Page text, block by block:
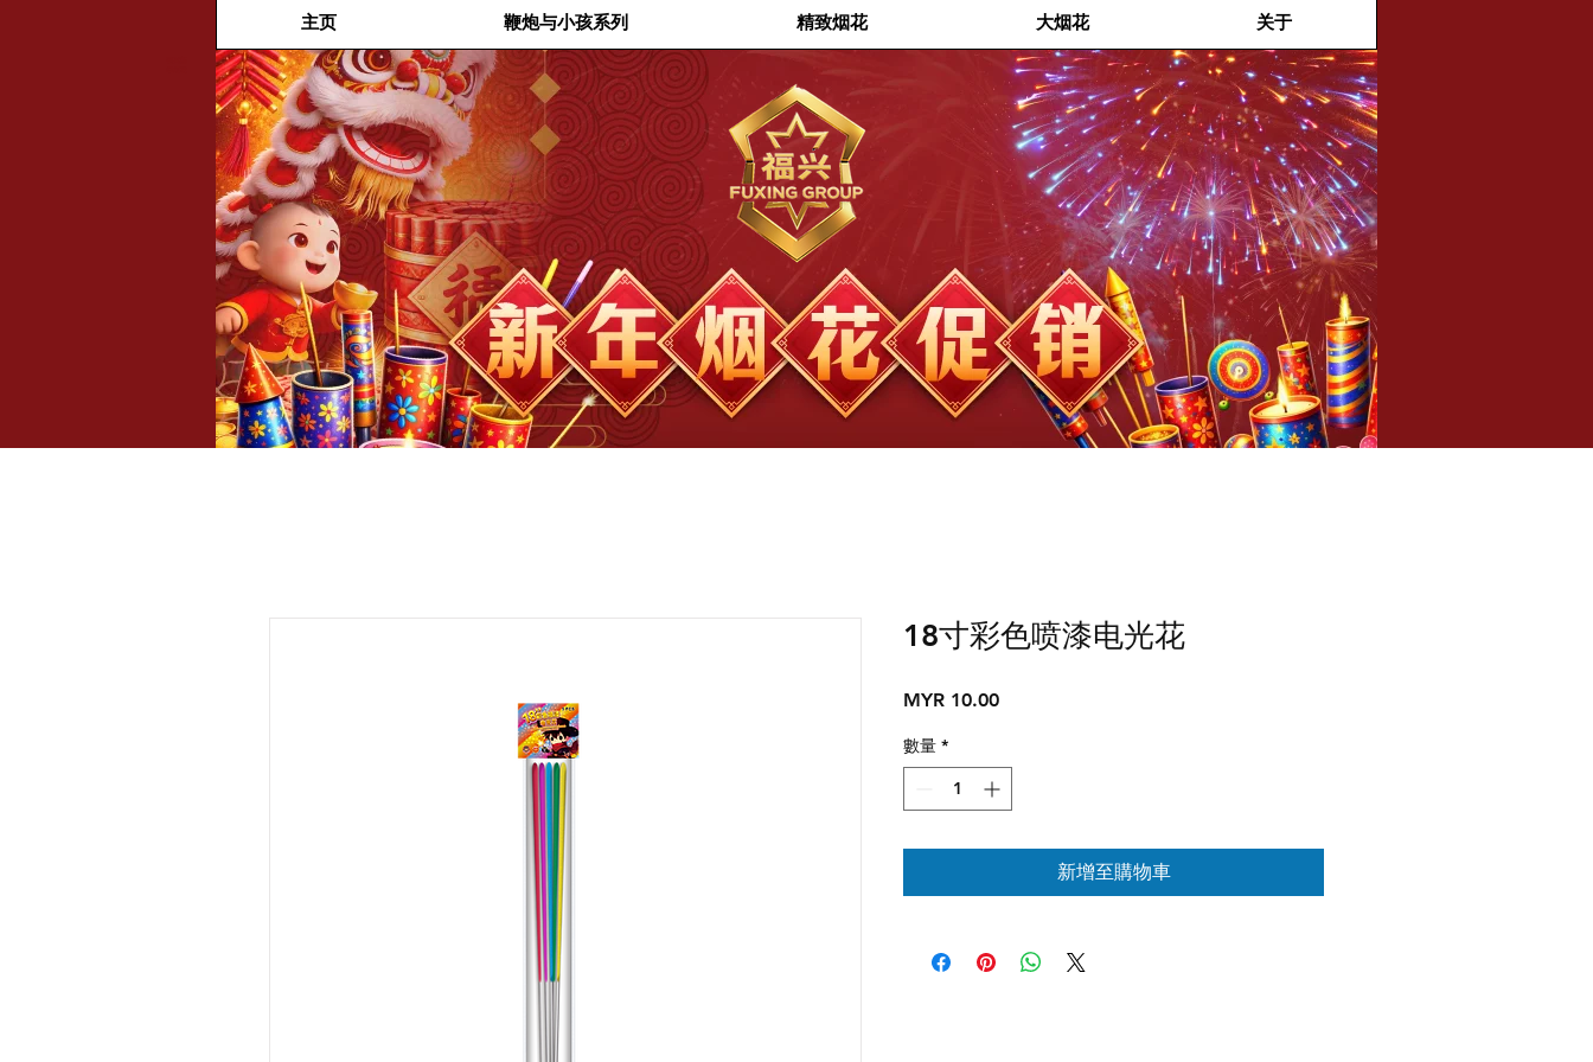
主页 鞭炮与小孩系列 精致烟花 大烟花 关于
18寸彩色喷漆电光花
MYR 10.00價
數量 *
新增至購物車